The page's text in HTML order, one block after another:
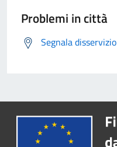
Problemi in città
Segnala disservizio